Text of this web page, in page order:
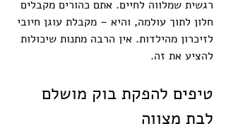
רגשית שמלווה לחיים. אתם כהורים מקבלים
חלון לתוך עולמה, והיא – מקבלת עוגן חיובי
לזיכרון מהילדות. אין הרבה מתנות שיכולות
להציע את זה.
טיפים להפקת בוק מושלם
לבת מצווה